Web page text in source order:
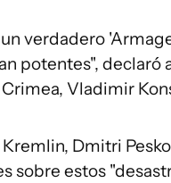
verdadero
potentes", declaró
Vladimir
Dmitri
sobre estos